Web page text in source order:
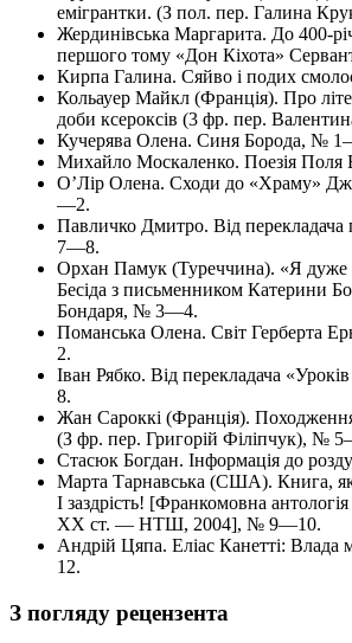
емігрантки. (З пол. пер. Галина
Жердинівська Маргарита. До 400-
першого тому «Дон Кіхота»
Кирпа Галина. Сяйво і подих
Кольауер Майкл (Франція). Про
доби ксероксів (3 фр. пер.
Кучерява Олена. Синя Борода, №
Михайло Москаленко. Поезія
О’Лір Олена. Сходи до «Храму»
—2.
Павличко Дмитро. Від
7—8.
Орхан Памук (Туреччина). «Я дуже
Бесіда з письменником Катерини
Бондаря, № 3—4.
Поманська Олена. Світ Герберта
2.
Іван Рябко. Від перекладача
8.
Жан Сароккі (Франція).
(З фр. пер. Григорій Філіпчук), №
Стасюк Богдан. Інформація до
Марта Тарнавська (США). Книга,
І заздрість! [Франкомовна
XX ст. — НТШ, 2004], № 9—10.
Андрій Цяпа. Еліас Канетті:
12.
З погляду рецензента